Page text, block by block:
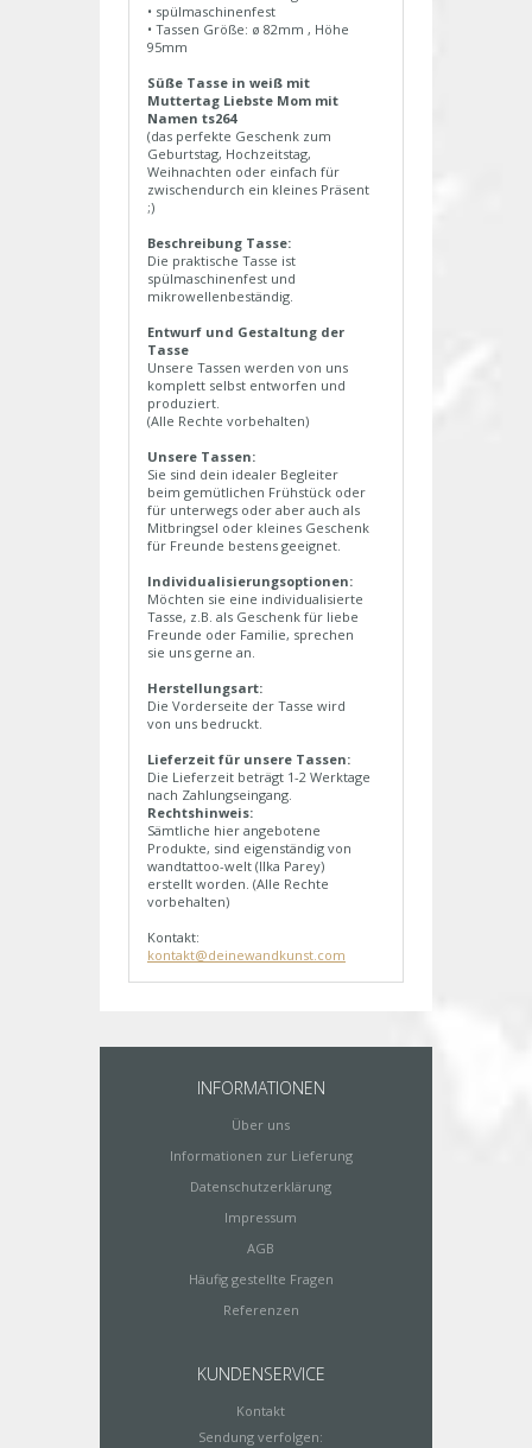
• spülmaschinenfest
• Tassen Größe: ø 82mm , Höhe
95mm
Süße Tasse in weiß mit
Muttertag Liebste Mom mit
Namen ts264
(das perfekte Geschenk zum
Geburtstag, Hochzeitstag,
Weihnachten oder einfach für
zwischendurch ein kleines Präsent
;)
Beschreibung Tasse:
Die praktische Tasse ist
spülmaschinenfest und
mikrowellenbeständig.
Entwurf und Gestaltung der
Tasse
Unsere Tassen werden von uns
komplett selbst entworfen und
produziert.
(Alle Rechte vorbehalten)
Unsere Tassen:
Sie sind dein idealer Begleiter
beim gemütlichen Frühstück oder
für unterwegs oder aber auch als
Mitbringsel oder kleines Geschenk
für Freunde bestens geeignet.
Individualisierungsoptionen:
Möchten sie eine individualisierte
Tasse, z.B. als Geschenk für liebe
Freunde oder Familie, sprechen
sie uns gerne an.
Herstellungsart:
Die Vorderseite der Tasse wird
von uns bedruckt.
Lieferzeit für unsere Tassen:
Die Lieferzeit beträgt 1-2 Werktage
nach Zahlungseingang.
Rechtshinweis:
Sämtliche hier angebotene
Produkte, sind eigenständig von
wandtattoo-welt (Ilka Parey)
erstellt worden. (Alle Rechte
vorbehalten)
Kontakt:
kontakt@deinewandkunst.com
INFORMATIONEN
Über uns
Informationen zur Lieferung
Datenschutzerklärung
Impressum
AGB
Häufig gestellte Fragen
Referenzen
KUNDENSERVICE
Kontakt
Sendung verfolgen: